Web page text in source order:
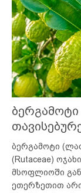
ბერგამოტი
(Rutaceae)
მსოფლიოში
ეთერზეთით